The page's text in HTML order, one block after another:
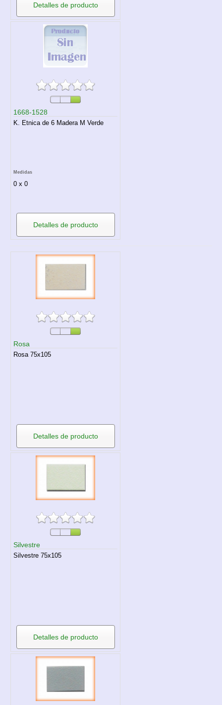
Detalles de producto
1668-1528
K. Etnica de 6 Madera M Verde
Medidas
0 x 0
Detalles de producto
Rosa
Rosa 75x105
Detalles de producto
Silvestre
Silvestre 75x105
Detalles de producto